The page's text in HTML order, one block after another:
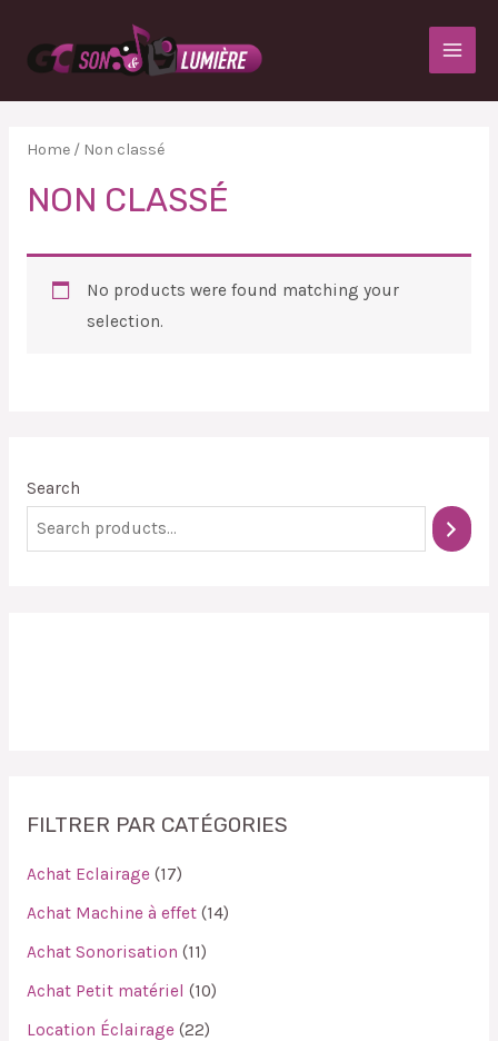
Search
FILTRER PAR CATÉGORIES
Achat Eclairage 17
Achat Machine à effet 14
Achat Sonorisation 11
Achat Petit matériel
10
Location Éclairage 22
Home/ Non classé
NON CLASSÉ
No products were found matching your
selection.